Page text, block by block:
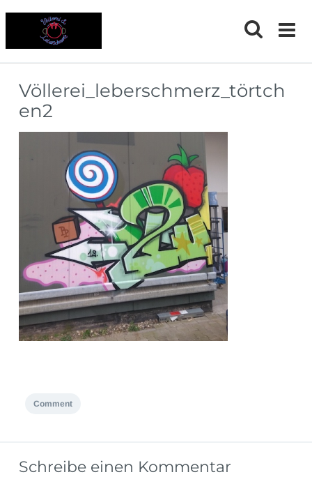
Völlerei_leberschmerz_törtch
en2
Comment
Schreibe einen Kommentar